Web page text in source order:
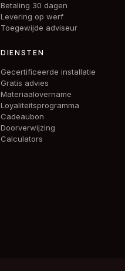
Betaling 30 dagen
Levering op werf
Toegewijde adviseur
DIENSTEN
Gecertificeerde installatie
Gratis advies
Materiaalovername
Loyaliteitsprogramma
Cadeaubon
Doorverwijzing
Calculators